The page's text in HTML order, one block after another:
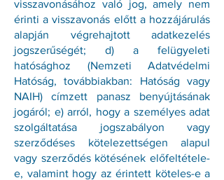
visszavonásához való jog, amely nem
érinti a visszavonás előtt a hozzájárulás
alapján végrehajtott adatkezelés
jogszerűségét; d) a felügyeleti
hatósághoz (Nemzeti Adatvédelmi
Hatóság, továbbiakban: Hatóság vagy
NAIH) címzett panasz benyújtásának
jogáról; e) arról, hogy a személyes adat
szolgáltatása jogszabályon vagy
szerződéses kötelezettségen alapul
vagy szerződés kötésének előfeltétele-
e, valamint hogy az érintett köteles-e a